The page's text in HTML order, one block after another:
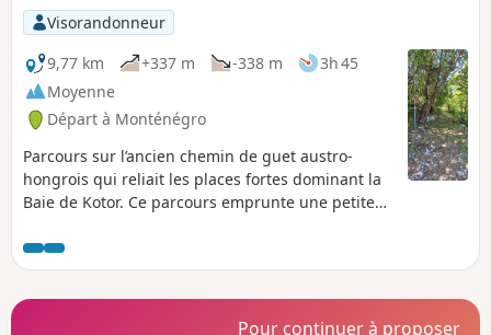
Visorandonneur
9,77 km
+337 m -338 m
3h 45
Moyenne
Départ à Monténégro
Parcours sur l’ancien chemin de guet austro-
hongrois qui reliait les places fortes dominant la
Baie de Kotor. Ce parcours emprunte une petite
généralement ombragée et à plus de 1000 m
d’altitude, donc bien agréable même en plein été.
Avec deux voitures il est possible de poursuivre
plus loin pour voir d’autres ruines et d’autres vues
Pour continuer à proposer